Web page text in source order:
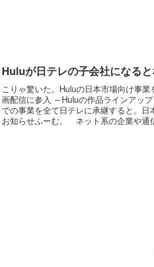
Huluが日テレの子会社になる
こりゃ驚いた。Huluの日本市場向け事業
画配信に参入 ～Huluの作品ラインアッ
での事業を全て日テレに承継すると。日
お知らせふーむ。 ネット系の企業や通